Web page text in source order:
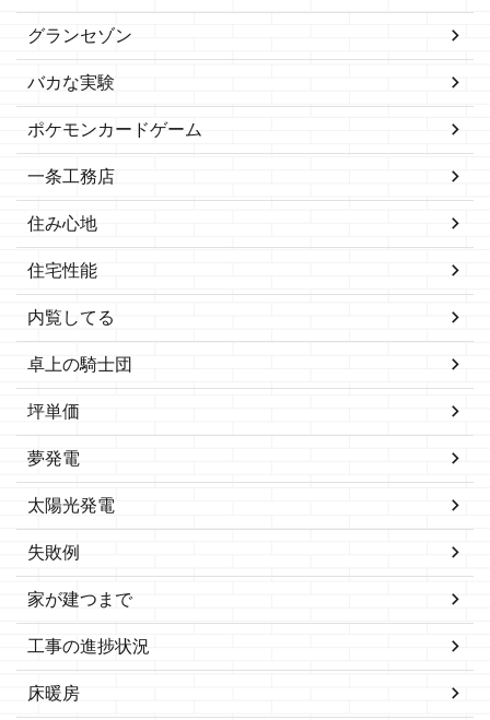
グランセゾン
バカな実験
ポケモンカードゲーム
一条工務店
住み心地
住宅性能
内覧してる
卓上の騎士団
坪単価
夢発電
太陽光発電
失敗例
家が建つまで
工事の進捗状況
床暖房